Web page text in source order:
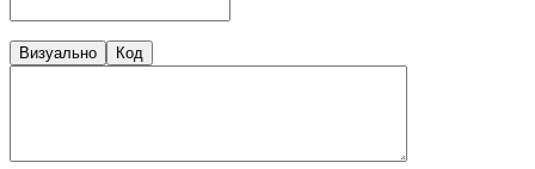
Визуально Код